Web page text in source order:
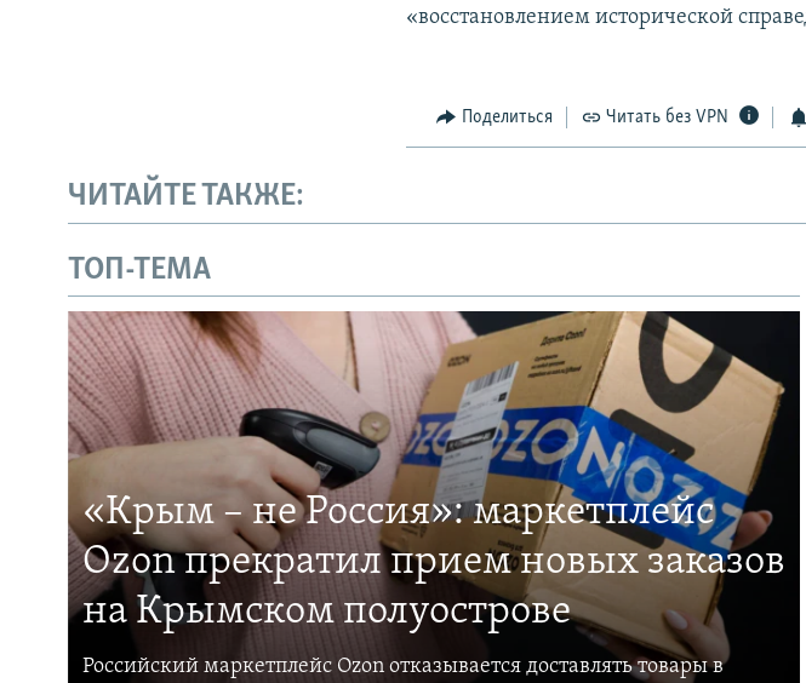
«восстановлением исторической
Поделиться Читать без VPN
ЧИТАЙТЕ ТАКЖЕ:
ТОП-ТЕМА
«Крым – не Россия»: маркетплейс
Ozon прекратил прием новых заказов
на Крымском полуострове
Российский маркетплейс Ozon отказывается доставлять товары в